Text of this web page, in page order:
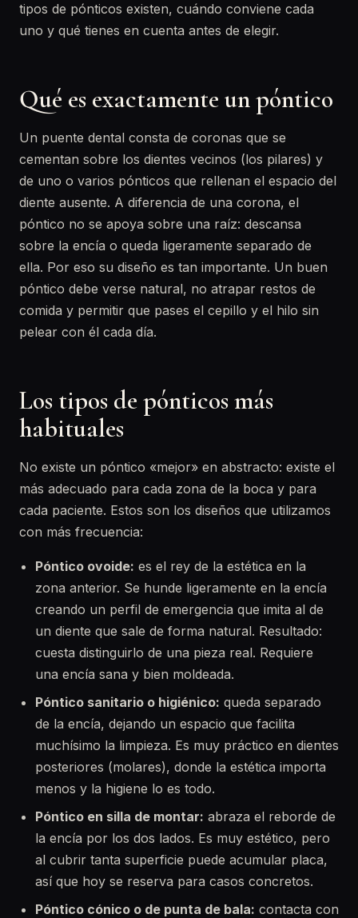
tipos de pónticos existen, cuándo conviene cada
uno y qué tienes en cuenta antes de elegir.
Qué es exactamente un póntico
Un puente dental consta de coronas que se
cementan sobre los dientes vecinos (los pilares) y
de uno o varios pónticos que rellenan el espacio del
diente ausente. A diferencia de una corona, el
póntico no se apoya sobre una raíz: descansa
sobre la encía o queda ligeramente separado de
ella. Por eso su diseño es tan importante. Un buen
póntico debe verse natural, no atrapar restos de
comida y permitir que pases el cepillo y el hilo sin
pelear con él cada día.
Los tipos de pónticos más
habituales
No existe un póntico «mejor» en abstracto: existe el
más adecuado para cada zona de la boca y para
cada paciente. Estos son los diseños que utilizamos
con más frecuencia:
Póntico ovoide: es el rey de la estética en la
zona anterior. Se hunde ligeramente en la encía
creando un perfil de emergencia que imita al de
un diente que sale de forma natural. Resultado:
cuesta distinguirlo de una pieza real. Requiere
una encía sana y bien moldeada.
Póntico sanitario o higiénico: queda separado
de la encía, dejando un espacio que facilita
muchísimo la limpieza. Es muy práctico en dientes
posteriores (molares), donde la estética importa
menos y la higiene lo es todo.
Póntico en silla de montar: abraza el reborde de
la encía por los dos lados. Es muy estético, pero
al cubrir tanta superficie puede acumular placa,
así que hoy se reserva para casos concretos.
Póntico cónico o de punta de bala: contacta con